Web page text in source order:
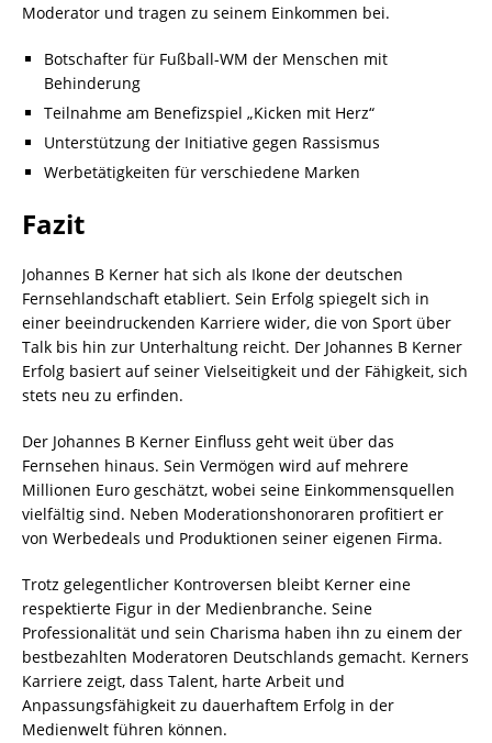
Moderator und tragen zu seinem Einkommen bei.
Botschafter für Fußball-WM der Menschen mit
Behinderung
Teilnahme am Benefizspiel „Kicken mit Herz“
Unterstützung der Initiative gegen Rassismus
Werbetätigkeiten für verschiedene Marken
Fazit
Johannes B Kerner hat sich als Ikone der deutschen
Fernsehlandschaft etabliert. Sein Erfolg spiegelt sich in
einer beeindruckenden Karriere wider, die von Sport über
Talk bis hin zur Unterhaltung reicht. Der Johannes B Kerner
Erfolg basiert auf seiner Vielseitigkeit und der Fähigkeit, sich
stets neu zu erfinden.
Der Johannes B Kerner Einfluss geht weit über das
Fernsehen hinaus. Sein Vermögen wird auf mehrere
Millionen Euro geschätzt, wobei seine Einkommensquellen
vielfältig sind. Neben Moderationshonoraren profitiert er
von Werbedeals und Produktionen seiner eigenen Firma.
Trotz gelegentlicher Kontroversen bleibt Kerner eine
respektierte Figur in der Medienbranche. Seine
Professionalität und sein Charisma haben ihn zu einem der
bestbezahlten Moderatoren Deutschlands gemacht. Kerners
Karriere zeigt, dass Talent, harte Arbeit und
Anpassungsfähigkeit zu dauerhaftem Erfolg in der
Medienwelt führen können.